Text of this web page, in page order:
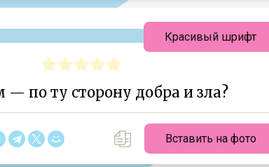
— по ту сторону добра и зла?
Вставить на фото
Красивый шрифт